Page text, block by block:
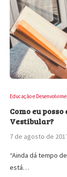
Educação e
Como eu
Vestibular?
7 de agosto de
“Ainda dá tempo
está…